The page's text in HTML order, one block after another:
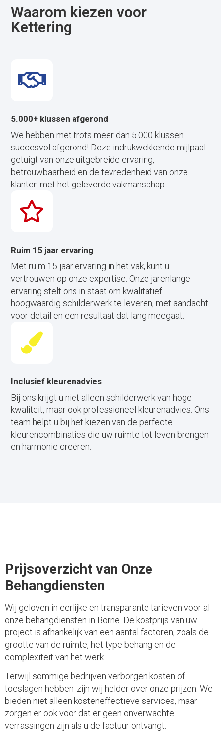
Waarom kiezen voor
Kettering
5.000+ klussen afgerond
We hebben met trots meer dan 5.000 klussen
succesvol afgerond! Deze indrukwekkende mijlpaal
getuigt van onze uitgebreide ervaring,
betrouwbaarheid en de tevredenheid van onze
klanten met het geleverde vakmanschap.
Ruim 15 jaar ervaring
Met ruim 15 jaar ervaring in het vak, kunt u
vertrouwen op onze expertise. Onze jarenlange
ervaring stelt ons in staat om kwalitatief
hoogwaardig schilderwerk te leveren, met aandacht
voor detail en een resultaat dat lang meegaat.
Inclusief kleurenadvies
Bij ons krijgt u niet alleen schilderwerk van hoge
kwaliteit, maar ook professioneel kleurenadvies. Ons
team helpt u bij het kiezen van de perfecte
kleurencombinaties die uw ruimte tot leven brengen
en harmonie creëren.
Prijsoverzicht van Onze
Behangdiensten
Wij geloven in eerlijke en transparante tarieven voor al
onze behangdiensten in Borne. De kostprijs van uw
project is afhankelijk van een aantal factoren, zoals de
grootte van de ruimte, het type behang en de
complexiteit van het werk.
Terwijl sommige bedrijven verborgen kosten of
toeslagen hebben, zijn wij helder over onze prijzen. We
bieden niet alleen kosteneffectieve services, maar
zorgen er ook voor dat er geen onverwachte
verrassingen zijn als u de factuur ontvangt.